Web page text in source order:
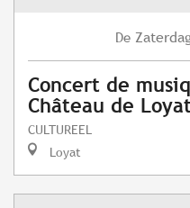
De Zaterdag
Concert de
Château de Loyat
CULTUREEL
Loyat